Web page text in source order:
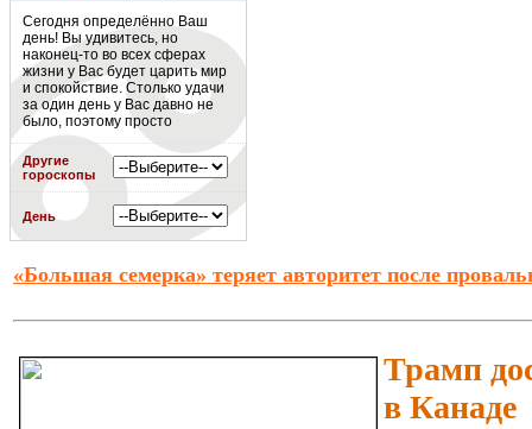
Сегодня определённо Ваш
день! Вы удивитесь, но
наконец-то во всех сферах
жизни у Вас будет царить мир
и спокойствие. Столько удачи
за один день у Вас давно не
было, поэтому просто
наслаждайтесь этим днём! К
слову, ближайшие недели
будут такими же позитивными,
как и этот день. Считайте это
белой полосой Вашей жизни.
Подробнее
Другие
гороскопы
День
«Большая семерка» теряет авторитет после
Трамп
в Канаде